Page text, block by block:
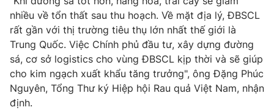
Cơ quan báo chí:Thời báo VTV
Giấy phép hoạt động báo in và báo điện tử số 483/GP-BTTTT
cấp ngày 29/12/2023
Tổng Biên tập:Vũ Thanh Thủy
Phó Tổng Biên tập:Nguyễn Thị Mỹ Hạnh, Phạm Quốc Thắng,
Nguyễn Trọng Ninh
Tổng đài VTV:
nhiều về tổn thất sau thu hoạch. Về mặt địa lý, ĐBSCL
rất gần với thị trường tiêu thụ lớn nhất thế giới là
Trung Quốc. Việc Chính phủ đầu tư, xây dựng đường
sá, cơ sở logistics cho vùng ĐBSCL kịp thời và sẽ giúp
cho kim ngạch xuất khẩu tăng trưởng", ông Đặng Phúc
Nguyên, Tổng Thư ký Hiệp hội Rau quả Việt Nam, nhận
định.